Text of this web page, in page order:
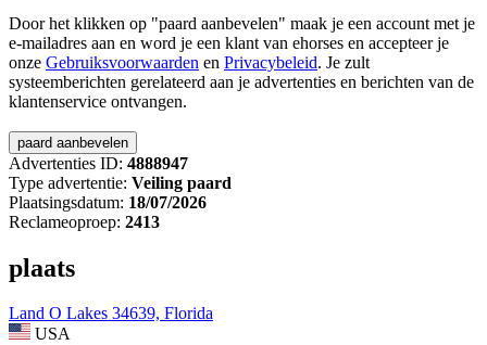
Door het klikken op "paard aanbevelen" maak je een account met je
e-mailadres aan en word je een klant van ehorses en accepteer je
onze Gebruiksvoorwaarden en Privacybeleid. Je zult
systeemberichten gerelateerd aan je advertenties en berichten van de
klantenservice ontvangen.
Advertenties ID: 4888947
Type advertentie: Veiling paard
Plaatsingsdatum: 18/07/2026
Reclameoproep: 2413
plaats
Land O Lakes 34639, Florida
USA